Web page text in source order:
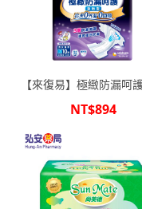
【來復易】極緻防漏呵
NT$894